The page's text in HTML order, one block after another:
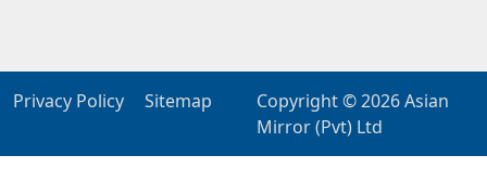
Privacy Policy Sitemap Copyright © 2026Asian
Mirror (Pvt) Ltd